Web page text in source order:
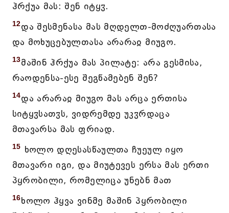
ჰრქუა მას: შენ იტყჳ.
12და შესმენასა მას მღდელთ-მოძღუართასა
და მოხუცებულთასა არარაჲ მიუგო.
13მაშინ ჰრქუა მას პილატე: არა გესმისა,
რაოდენსა-ესე შეგწამებენ შენ?
14და არარაჲ მიუგო მას არცა ერთისა
სიტყჳსათჳს, ვიდრემდე უკჳრდაცა
მთავარსა მას ფრიად.
15 ხოლო დღესასწაულთა ჩუეულ იყო
მთავარი იგი, და მიუტევეს ერსა მას ერთი
პყრობილი, რომელიცა უნებნ მათ
16ხოლო ჰყვა ვინმე მაშინ პყრობილი